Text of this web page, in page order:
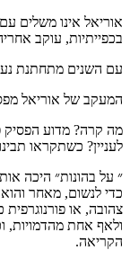
אוריאל אינו משלים
בכפייתיות, עוקב
עם השנים מתחתנת
המעקב של אוריאל
מה קרה? מדוע הפסיק
לעניין? כשתקראו
״ על בהונות״ היכה
כדי לנשום, מאחר
צהובה, או
ולאף אחת מהדמויות,
הקריאה.